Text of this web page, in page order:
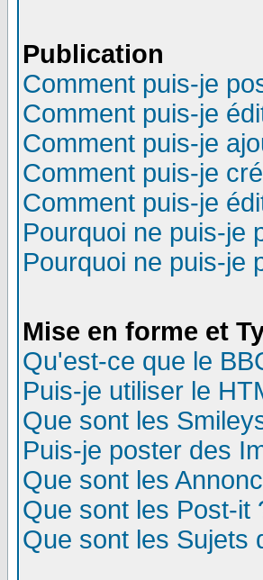
Publication
Comment puis-je
Comment puis-je
Comment puis-je
Comment puis-je
Comment puis-je
Pourquoi ne puis-je
Pourquoi ne puis-je
Mise en forme et
Qu'est-ce que le
Puis-je utiliser le
Que sont les
Puis-je poster des
Que sont les
Que sont les Post-it
Que sont les Sujets